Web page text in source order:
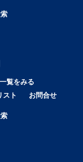
覧をみる
スト お問合せ